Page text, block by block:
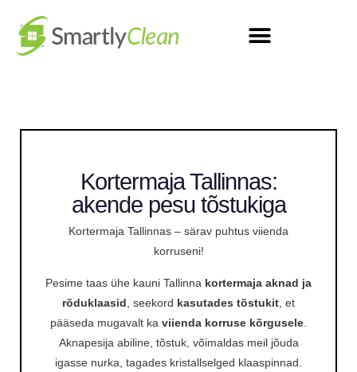
Kortermaja Tallinnas:
akende pesu tõstukiga
Kortermaja Tallinnas – särav puhtus viienda
korruseni!
Pesime taas ühe kauni Tallinna kortermaja aknad ja
rõduklaasid , seekord kasutades tõstukit , et
pääseda mugavalt ka viienda korruse kõrgusele
Aknapesija abiline, tõstuk, võimaldas meil jõuda
igasse nurka, tagades kristallselged klaaspinnad.